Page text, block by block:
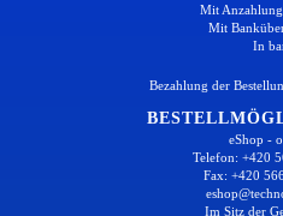
Mit
Mit
In
Bezahlung der
eShop -
Telefon: +420
Fax: +420
Im Sitz der